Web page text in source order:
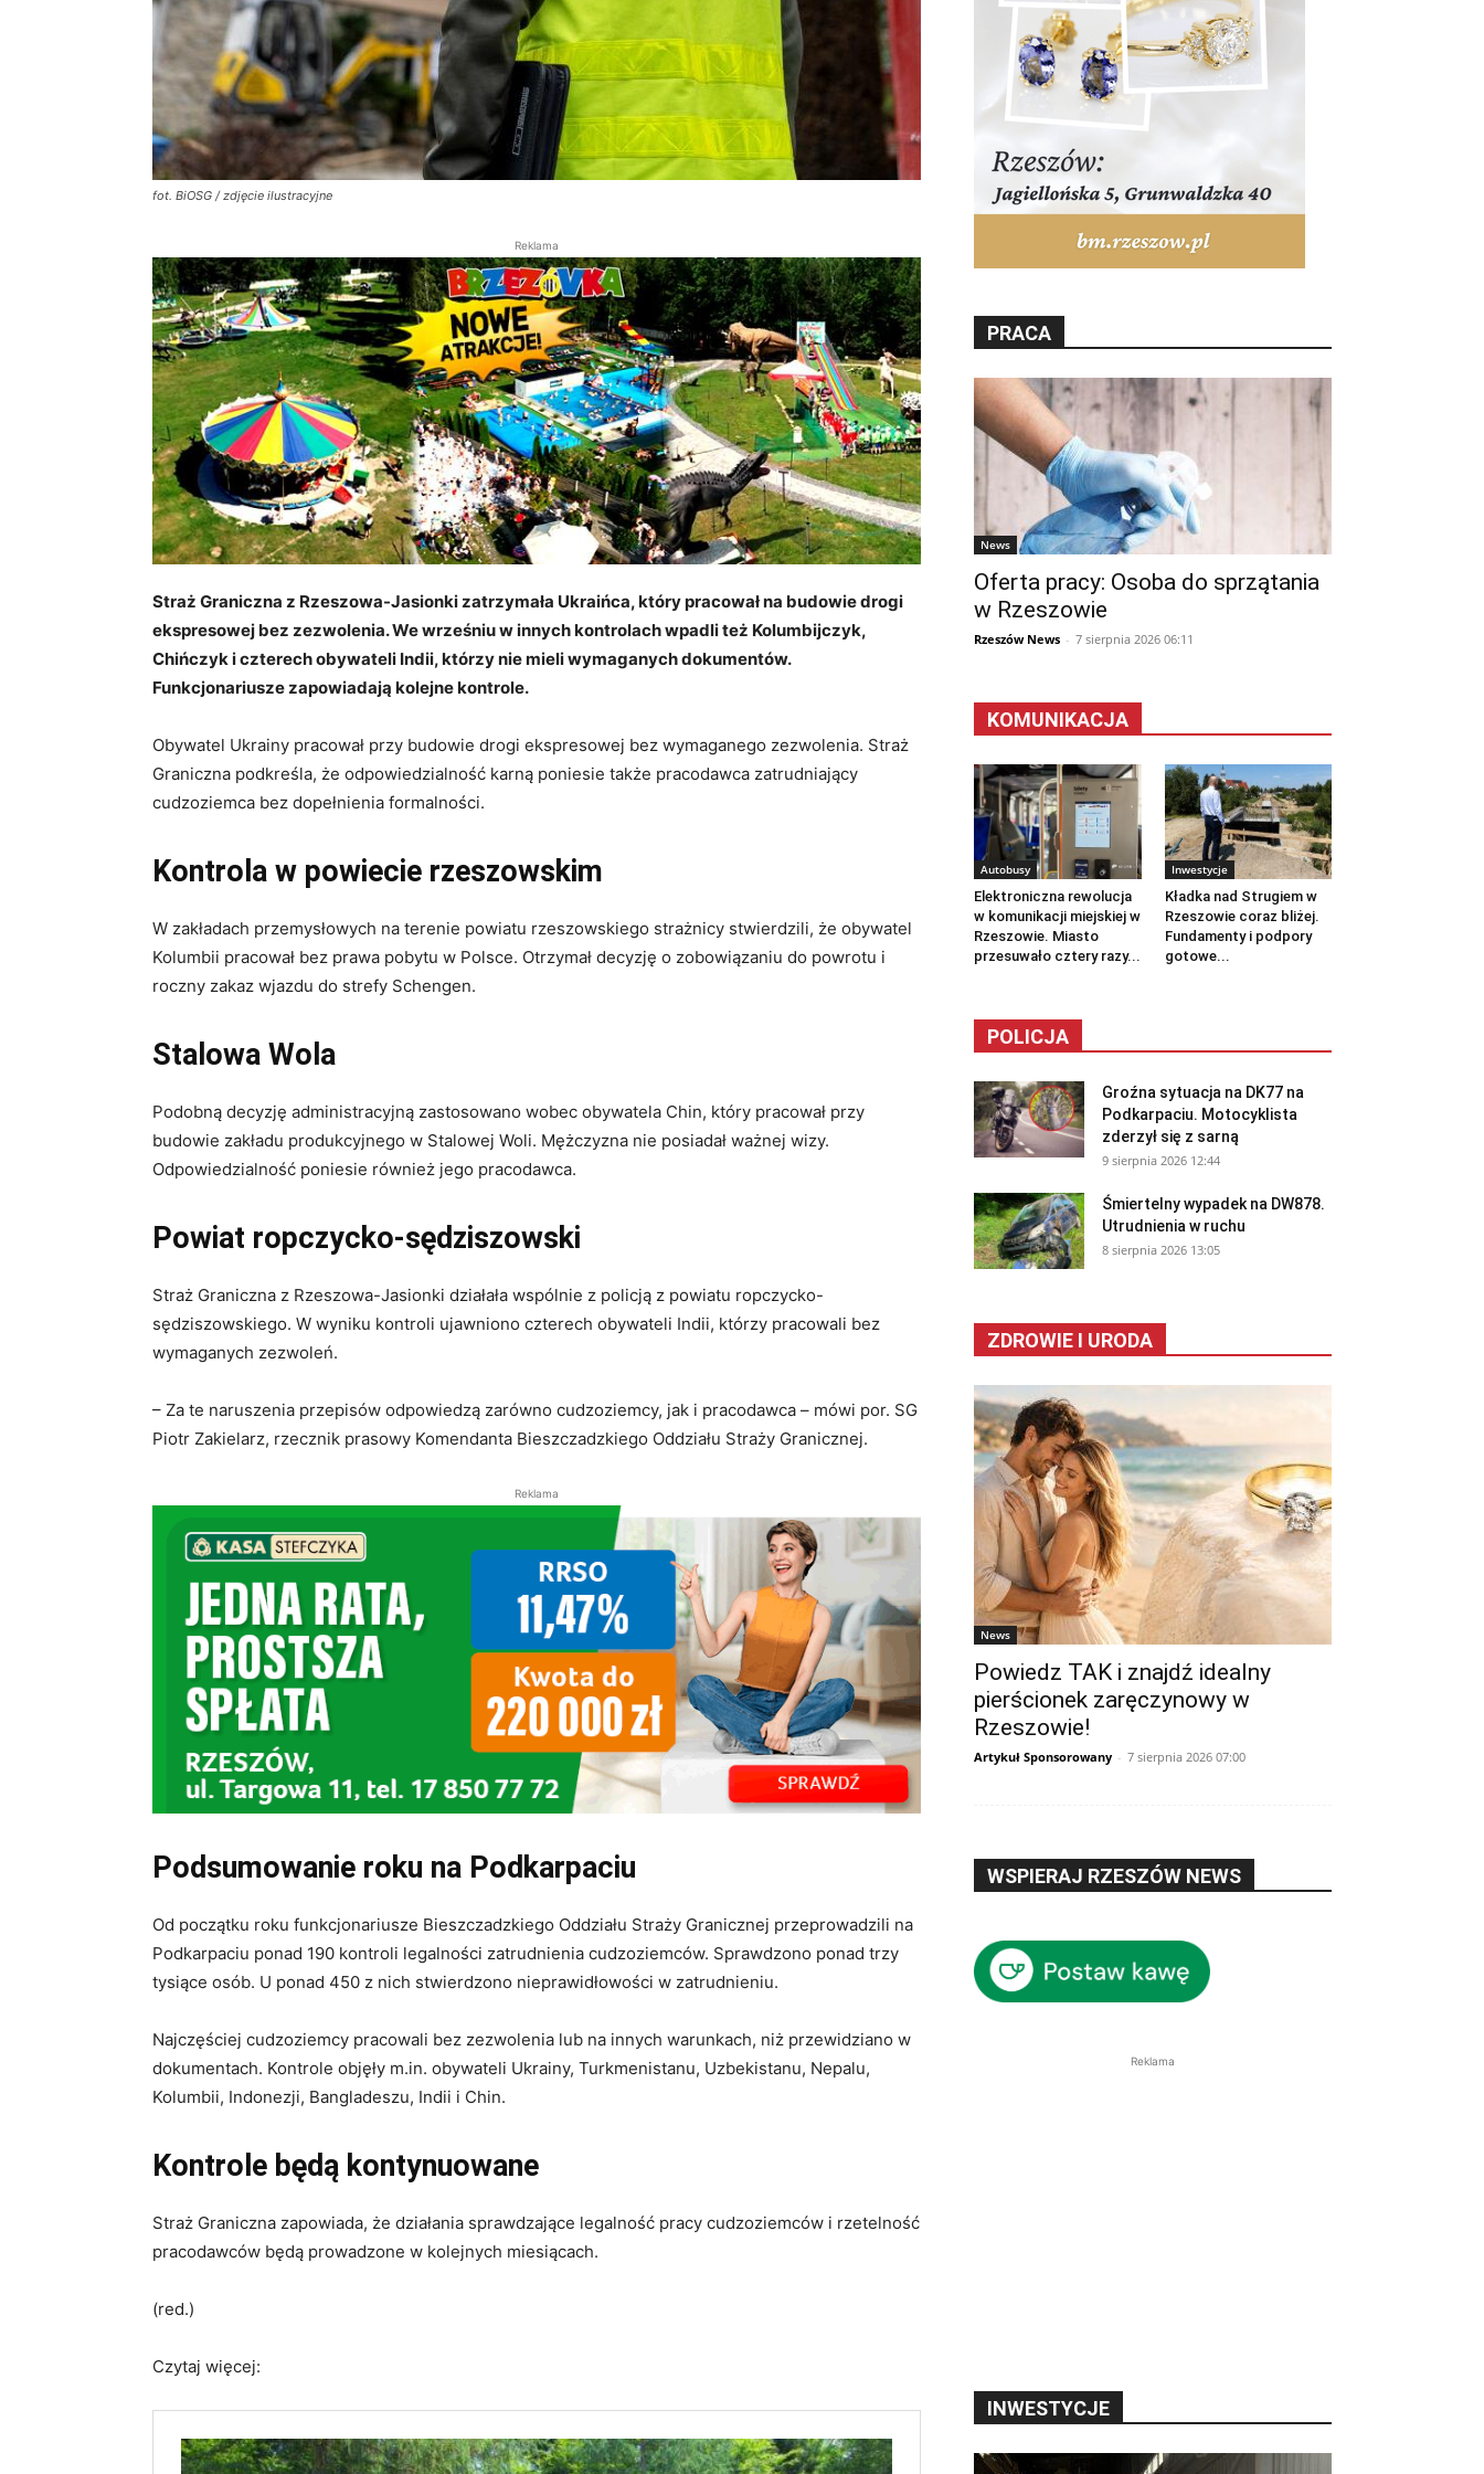
fot. BiOSG / zdjęcie ilustracyjne
Reklama
Straż Graniczna z Rzeszowa-Jasionki zatrzymała Ukraińca, który pracował na budowie drogi
ekspresowej bez zezwolenia. We wrześniu w innych kontrolach wpadli też Kolumbijczyk,
Chińczyk i czterech obywateli Indii, którzy nie mieli wymaganych dokumentów.
Funkcjonariusze zapowiadają kolejne kontrole.
Obywatel Ukrainy pracował przy budowie drogi ekspresowej bez wymaganego zezwolenia. Straż
Graniczna podkreśla, że odpowiedzialność karną poniesie także pracodawca zatrudniający
cudzoziemca bez dopełnienia formalności.
Kontrola w powiecie rzeszowskim
W zakładach przemysłowych na terenie powiatu rzeszowskiego strażnicy stwierdzili, że obywatel
Kolumbii pracował bez prawa pobytu w Polsce. Otrzymał decyzję o zobowiązaniu do powrotu i
roczny zakaz wjazdu do strefy Schengen.
Stalowa Wola
Podobną decyzję administracyjną zastosowano wobec obywatela Chin, który pracował przy
budowie zakładu produkcyjnego w Stalowej Woli. Mężczyzna nie posiadał ważnej wizy.
Odpowiedzialność poniesie również jego pracodawca.
Powiat ropczycko-sędziszowski
Straż Graniczna z Rzeszowa-Jasionki działała wspólnie z policją z powiatu ropczycko-
sędziszowskiego. W wyniku kontroli ujawniono czterech obywateli Indii, którzy pracowali bez
wymaganych zezwoleń.
– Za te naruszenia przepisów odpowiedzą zarówno cudzoziemcy, jak i pracodawca – mówi por. SG
Piotr Zakielarz, rzecznik prasowy Komendanta Bieszczadzkiego Oddziału Straży Granicznej.
Reklama
Podsumowanie roku na Podkarpaciu
Od początku roku funkcjonariusze Bieszczadzkiego Oddziału Straży Granicznej przeprowadzili na
Podkarpaciu ponad 190 kontroli legalności zatrudnienia cudzoziemców. Sprawdzono ponad trzy
tysiące osób. U ponad 450 z nich stwierdzono nieprawidłowości w zatrudnieniu.
Najczęściej cudzoziemcy pracowali bez zezwolenia lub na innych warunkach, niż przewidziano w
dokumentach. Kontrole objęły m.in. obywateli Ukrainy, Turkmenistanu, Uzbekistanu, Nepalu,
Kolumbii, Indonezji, Bangladeszu, Indii i Chin.
Kontrole będą kontynuowane
Straż Graniczna zapowiada, że działania sprawdzające legalność pracy cudzoziemców i rzetelność
pracodawców będą prowadzone w kolejnych miesiącach.
(red.)
Czytaj więcej:
PRACA
News
Oferta pracy: Osoba do sprzątania
w Rzeszowie
Rzeszów News - 7 sierpnia 2026 06:11
KOMUNIKACJA
Autobusy
Elektroniczna rewolucja
w komunikacji miejskiej w
Rzeszowie. Miasto
przesuwało cztery razy...
Inwestycje
Kładka nad Strugiem w
Rzeszowie coraz bliżej.
Fundamenty i podpory
gotowe...
POLICJA
Groźna sytuacja na DK77 na
Podkarpaciu. Motocyklista
zderzył się z sarną
9 sierpnia 2026 12:44
Śmiertelny wypadek na DW878.
Utrudnienia w ruchu
8 sierpnia 2026 13:05
ZDROWIE I URODA
News
Powiedz TAK i znajdź idealny
pierścionek zaręczynowy w
Rzeszowie!
Artykuł Sponsorowany - 7 sierpnia 2026 07:00
WSPIERAJ RZESZÓW NEWS
Reklama
INWESTYCJE